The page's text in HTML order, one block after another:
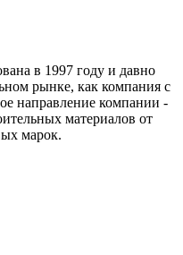
в 1997 году и давно
рынке, как компания с
направление компании -
материалов от
марок.